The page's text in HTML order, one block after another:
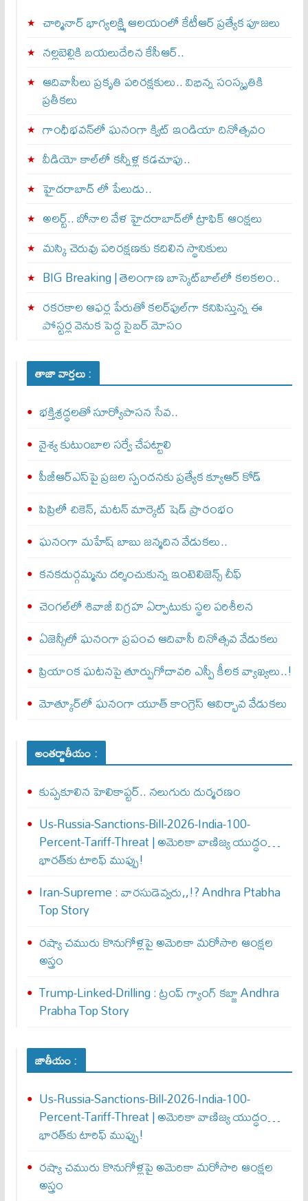
చార్మినార్‌ భాగ్యలక్ష్మి ఆలయంలో కేటీఆర్ ప్రత్యేక పూజలు
నల్లబెల్లికి బయలుదేరిన కేసీఆర్‌..
ఆదివాసీలు ప్రకృతి పరిరక్షకులు.. విభిన్న సంస్కృతికి
ప్రతీకలు
గాంధీభవన్‌లో ఘనంగా క్విట్‌ ఇండియా దినోత్సవం
వీడియో కాల్‌లో కన్నీళ్ల కడచూపు..
హైదరాబాద్ లో పేలుడు..
అలర్ట్‌.. బోనాల వేళ హైదరాబాద్‌లో ట్రాఫిక్‌ ఆంక్షలు
మస్కి చెరువు పరిరక్షణకు కదిలిన స్థానికులు
BIG Breaking | తెలంగాణ బాస్కెట్‌బాల్‌లో కలకలం..
రకరకాల ఆఫర్ల పేరుతో కలర్‌ఫుల్‌గా కనిపిస్తున్న ఈ
పోస్టర్ల వెనుక పెద్ద సైబర్ మోసం
తాజా వార్తలు :
భక్తిశ్రద్ధలతో సూర్యోపాసన సేవ..
వైశ్య కుటుంబాల సర్వే చేపట్టాలి
పీజీఆర్ఎస్‌పై ప్రజల స్పందనకు ప్రత్యేక క్యూఆర్ కోడ్
పిప్రిలో చికెన్‌, మటన్‌ మార్కెట్‌ షెడ్‌ ప్రారంభం
ఘనంగా మహేష్ బాబు జన్మదిన వేడుకలు..
కనకదుర్గమ్మను దర్శించుకున్న ఇంటెలిజెన్స్‌ చీఫ్‌
చెంగల్‌లో శివాజీ విగ్రహ ఏర్పాటుకు స్థల పరిశీలన
ఏజెన్సీలో ఘనంగా ప్రపంచ ఆదివాసీ దినోత్సవ వేడుకలు
ప్రియాంక ఘటనపై తూర్పుగోదావరి ఎస్పీ కీలక వ్యాఖ్యలు..!
మోత్కూర్‌లో ఘనంగా యూత్‌ కాంగ్రెస్‌ ఆవిర్భావ వేడుకలు
అంతర్జాతీయం :
కుప్పకూలిన హెలికాప్టర్‌.. నలుగురు దుర్మరణం
Us-Russia-Sanctions-Bill-2026-India-100-
Percent-Tariff-Threat | అమెరికా వాణిజ్య యుద్ధం…
భారత్‌కు టారిఫ్ ముప్పు!
Iran-Supreme : వార‌సుడెవ్వ‌రు,,!? Andhra Ptabha
Top Story
రష్యా చమురు కొనుగోళ్లపై అమెరికా మరోసారి ఆంక్షల
అస్త్రం
Trump-Linked-Drilling : ట్రంప్ గ్యాంగ్ క‌బ్జా Andhra
Prabha Top Story
జాతీయం :
Us-Russia-Sanctions-Bill-2026-India-100-
Percent-Tariff-Threat | అమెరికా వాణిజ్య యుద్ధం…
భారత్‌కు టారిఫ్ ముప్పు!
రష్యా చమురు కొనుగోళ్లపై అమెరికా మరోసారి ఆంక్షల
అస్త్రం